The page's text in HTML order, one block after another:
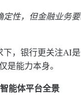
性，但金融业务要
，银行更关注AI
是能力本身。
能体平台全景